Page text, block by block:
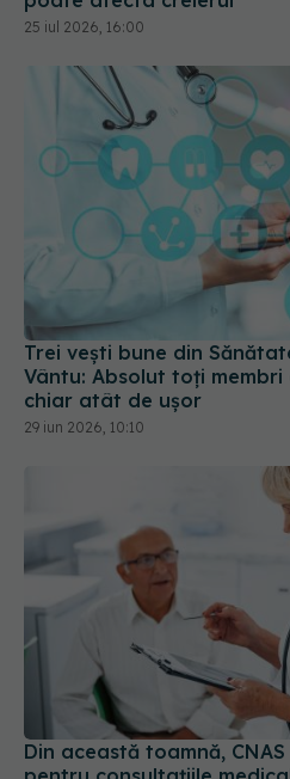
Trei vești bune din
Vântu: Absolut toți
chiar atât de ușor
29 iun 2026, 10:10
Din această toamnă,
pentru consultațiile
pentru pacienți
01 aug 2026, 15:19